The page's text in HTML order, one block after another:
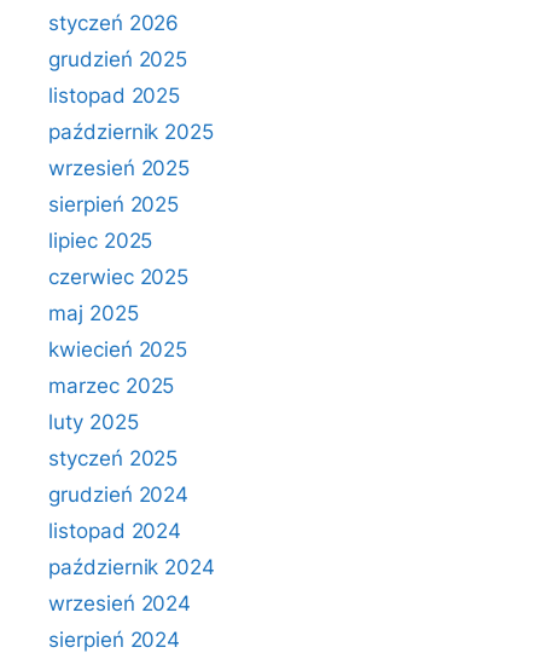
styczeń 2026
grudzień 2025
listopad 2025
październik 2025
wrzesień 2025
sierpień 2025
lipiec 2025
czerwiec 2025
maj 2025
kwiecień 2025
marzec 2025
luty 2025
styczeń 2025
grudzień 2024
listopad 2024
październik 2024
wrzesień 2024
sierpień 2024